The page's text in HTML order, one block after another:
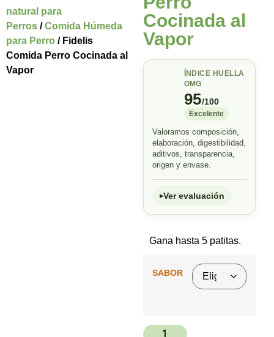
natural para
Perros /Comida Húmeda
para Perro / Fidelis
Comida Perro Cocinada al
Vapor
Cocinada al
Vapor
ÍNDICE HUELLA
OMG
95/100
Excelente
Valoramos composición,
elaboración, digestibilidad,
aditivos, transparencia,
origen y envase.
Ver evaluación
Gana hasta 5 patitas.
SABOR